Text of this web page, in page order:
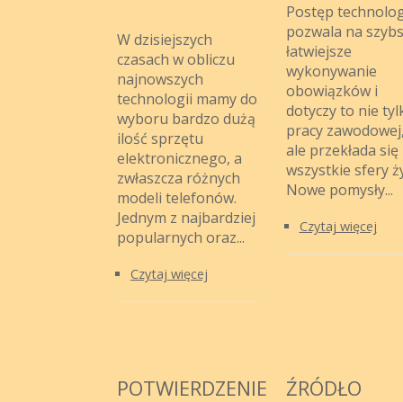
W dzisiejszych
czasach w obliczu
najnowszych
technologii mamy do
wyboru bardzo dużą
ilość sprzętu
elektronicznego, a
zwłaszcza różnych
modeli telefonów.
Jednym z najbardziej
popularnych oraz...
Czytaj więcej
Postęp
pozwala na
łatwiejsze
wykonywanie
obowiązków i
dotyczy to nie
pracy
ale przekłada się
wszystkie sfery
Nowe pomysły...
Czytaj więcej
POTWIERDZENIE
ŹRÓDŁO